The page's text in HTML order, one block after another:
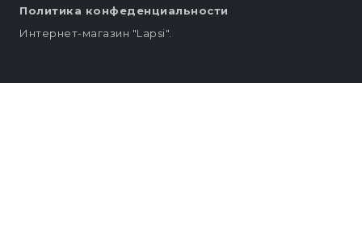
Политика конфеденциальности
Интернет-магазин "Lapsi".